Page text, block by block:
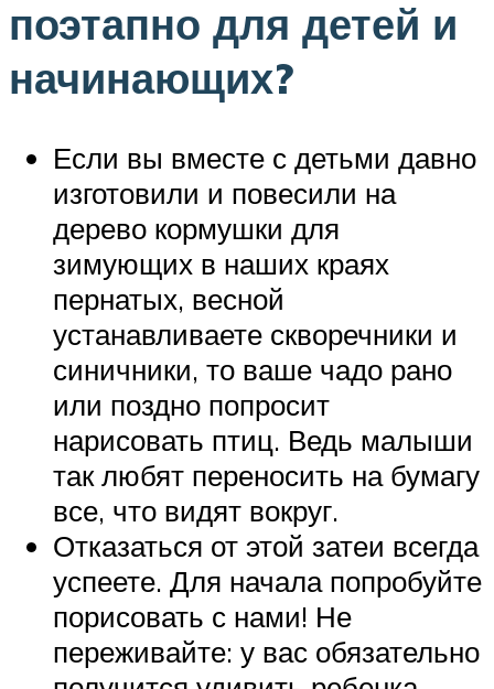
поэтапно для детей и
начинающих?
Если вы вместе с детьми давно
изготовили и повесили на
дерево кормушки для
зимующих в наших краях
пернатых, весной
устанавливаете скворечники и
синичники, то ваше чадо рано
или поздно попросит
нарисовать птиц. Ведь малыши
так любят переносить на бумагу
все, что видят вокруг.
Отказаться от этой затеи всегда
успеете. Для начала попробуйте
порисовать с нами! Не
переживайте: у вас обязательно